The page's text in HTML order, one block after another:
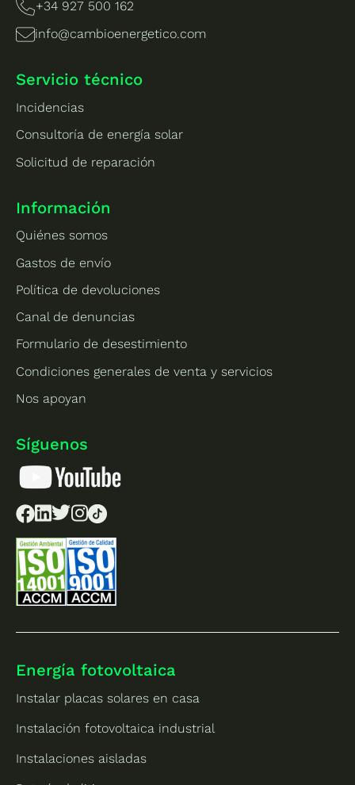
+34 927 500 162
info@cambioenergetico.com
Servicio técnico
Incidencias
Consultoría de energía solar
Solicitud de reparación
Información
Quiénes somos
Gastos de envío
Política de devoluciones
Canal de denuncias
Formulario de desestimiento
Condiciones generales de venta y servicios
Nos apoyan
Síguenos
Energía fotovoltaica
Instalar placas solares en casa
Instalación fotovoltaica industrial
Instalaciones aisladas